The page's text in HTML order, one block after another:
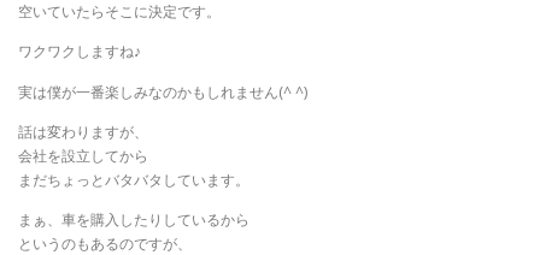
空いていたらそこに決定です。
ワクワクしますね♪
実は僕が一番楽しみなのかもしれません(^ ^)
話は変わりますが、
会社を設立してから
まだちょっとバタバタしています。
まぁ、車を購入したりしているから
というのもあるのですが、